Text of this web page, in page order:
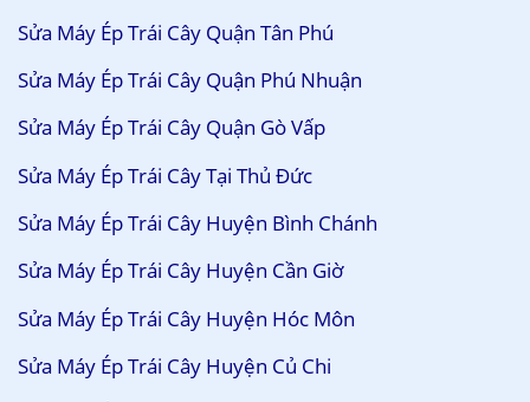
Sửa Máy Ép Trái Cây Quận Tân Phú
Sửa Máy Ép Trái Cây Quận Phú Nhuận
Sửa Máy Ép Trái Cây Quận Gò Vấp
Sửa Máy Ép Trái Cây Tại Thủ Đức
Sửa Máy Ép Trái Cây Huyện Bình Chánh
Sửa Máy Ép Trái Cây Huyện Cần Giờ
Sửa Máy Ép Trái Cây Huyện Hóc Môn
Sửa Máy Ép Trái Cây Huyện Củ Chi